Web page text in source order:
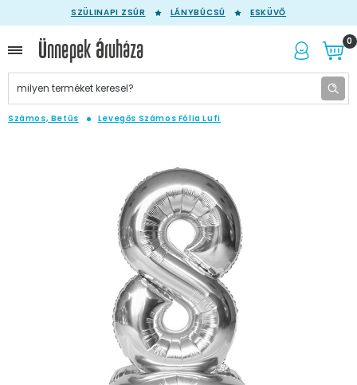
SZÜLINAPI ZSÚR LÁNYBÚCSÚ ESKÜVŐ
0
Számos, Betűs Levegős Számos Fólia Lufi